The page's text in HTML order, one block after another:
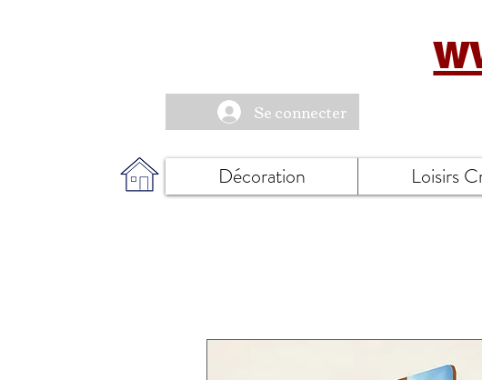
Se connecter
Décoration Loisirs